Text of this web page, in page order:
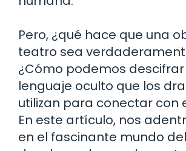
Pero, ¿qué hace que una
teatro sea
¿Cómo podemos descifrar
lenguaje oculto que los
utilizan para conectar con
En este artículo, nos
en el fascinante mundo